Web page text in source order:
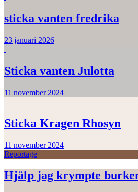
sticka vanten fredrika
23 januari 2026
Sticka vanten Julotta
11 november 2024
Sticka Kragen Rhosyn
11 november 2024
Reportage
Hjälp jag krympte